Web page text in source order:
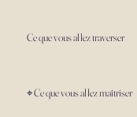
Ce que vous allez traverser
⌖ Ce que vous allez maîtriser